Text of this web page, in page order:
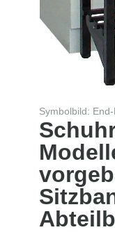
Symbolbild: